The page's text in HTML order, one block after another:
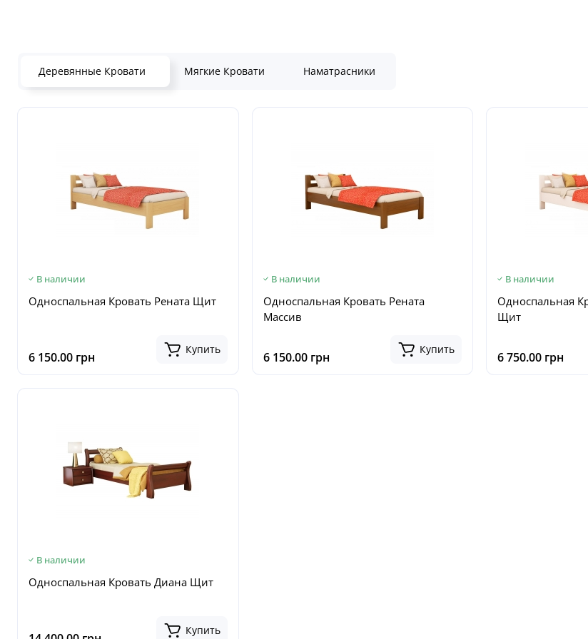
Деревянные Кровати Мягкие Кровати Наматрасники
В наличии
Односпальная Кровать Рената Щит
6 150.00 грн
Купить
В наличии
Односпальная Кровать Рената
Массив
6 150.00 грн
Купить
В наличии
Односпальная
Щит
6 750.00 грн
В наличии
Односпальная Кровать Диана Щит
Купить